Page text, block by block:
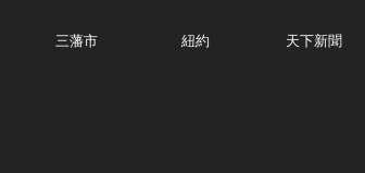
三藩市 紐約 天下新聞